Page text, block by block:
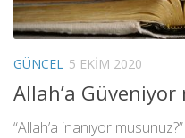
GÜNCEL 5 EKIM 2020
Allah’a Güveniyor
“Allah’a inanıyor